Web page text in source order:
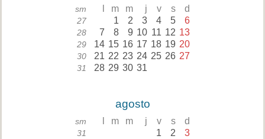
sm m m j v s d
27 1 2 3 4 5 6
28 7 8 9 10 11 12 13
29 14 15 16 17 18 19 20
30 21 22 23 24 25 26 27
31 28 29 30 31
agosto
sm m m j v s d
31 1 2 3